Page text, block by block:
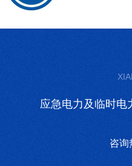
应急电力及临时电
咨询